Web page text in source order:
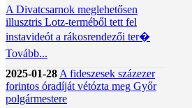
A Divatcsarnok meglehetősen
illusztris Lotz-terméből tett fel
instavideót a rákosrendezői ter�
Tovább...
2025-01-28 A fideszesek százezer
forintos óradíját vétózta meg Győr
polgármestere